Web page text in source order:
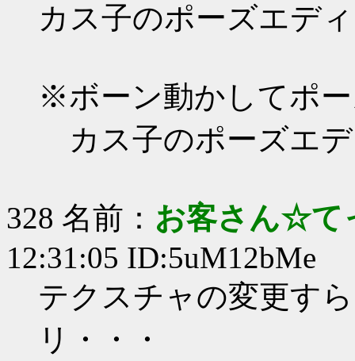
カス子のポーズエデ
※ボーン動かしてポ
カス子のポーズエ
328 名前： お客さん☆て
12:31:05 ID:5uM12bMe
テクスチャの変更す
リ・・・